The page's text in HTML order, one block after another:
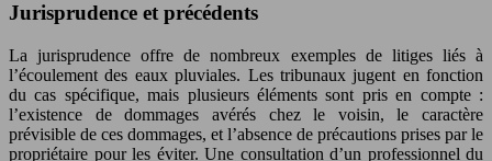
Jurisprudence et précédents
La jurisprudence offre de nombreux exemples de litiges liés à
l’écoulement des eaux pluviales. Les tribunaux jugent en fonction
du cas spécifique, mais plusieurs éléments sont pris en compte :
l’existence de dommages avérés chez le voisin, le caractère
prévisible de ces dommages, et l’absence de précautions prises par le
propriétaire pour les éviter. Une consultation d’un professionnel du